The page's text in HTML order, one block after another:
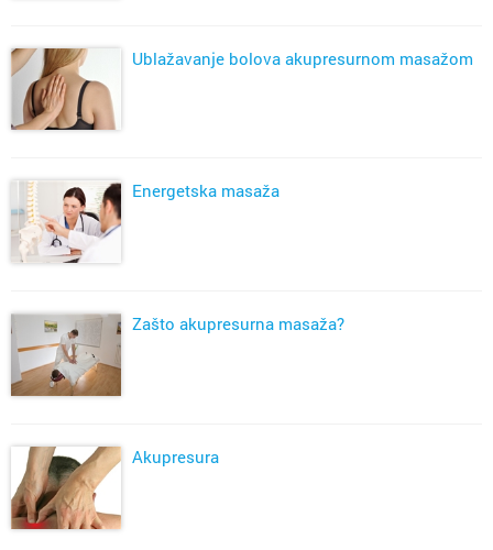
Ublažavanje bolova akupresurnom masažom
Energetska masaža
Zašto akupresurna masaža?
Akupresura